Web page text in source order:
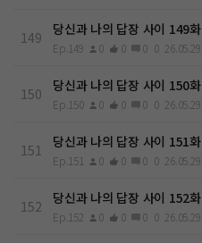
149 당신과 나의 답장 사이 149화
Ep.149 0 0 0 0 26.05.29
150 당신과 나의 답장 사이 150화
Ep.150 0 0 0 0 26.05.29
151 당신과 나의 답장 사이 151화
Ep.151 0 0 0 0 26.05.29
152 당신과 나의 답장 사이 152화
Ep.152 0 0 0 0 26.05.29